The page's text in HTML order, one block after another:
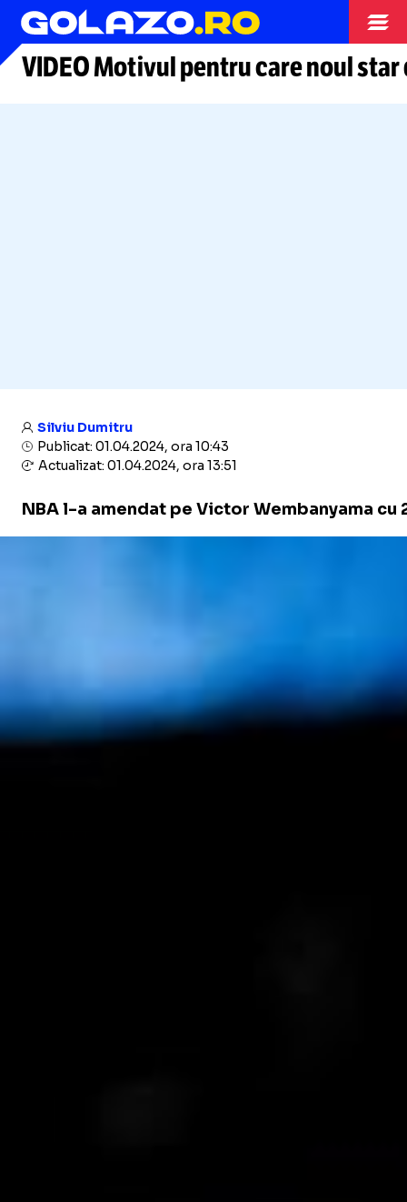
Alte sporturi
VIDEO ​Motivul pentru care noul star
Silviu Dumitru
Publicat: 01.04.2024, ora 10:43
Actualizat: 01.04.2024, ora 13:51
​NBA l-a amendat pe Victor Wembanyama